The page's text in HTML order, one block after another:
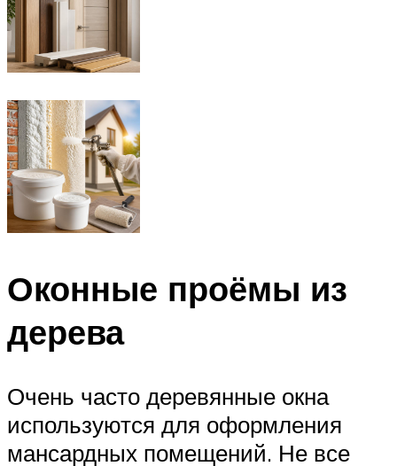
Оконные проёмы из
дерева
Очень часто деревянные окна
используются для оформления
мансардных помещений. Не все